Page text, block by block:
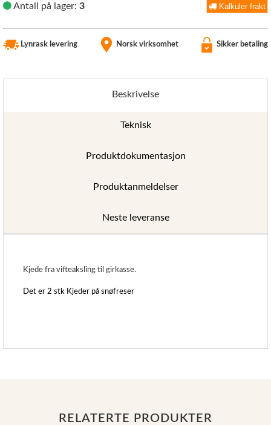
Antall på lager: 3 Kalkuler frakt
Lynrask levering Norsk virksomhet Sikker betaling
Beskrivelse
Teknisk
Produktdokumentasjon
Produktanmeldelser
Neste leveranse
Kjede fra vifteaksling til girkasse.
Det er 2 stk Kjeder på snøfreser
RELATERTE PRODUKTER